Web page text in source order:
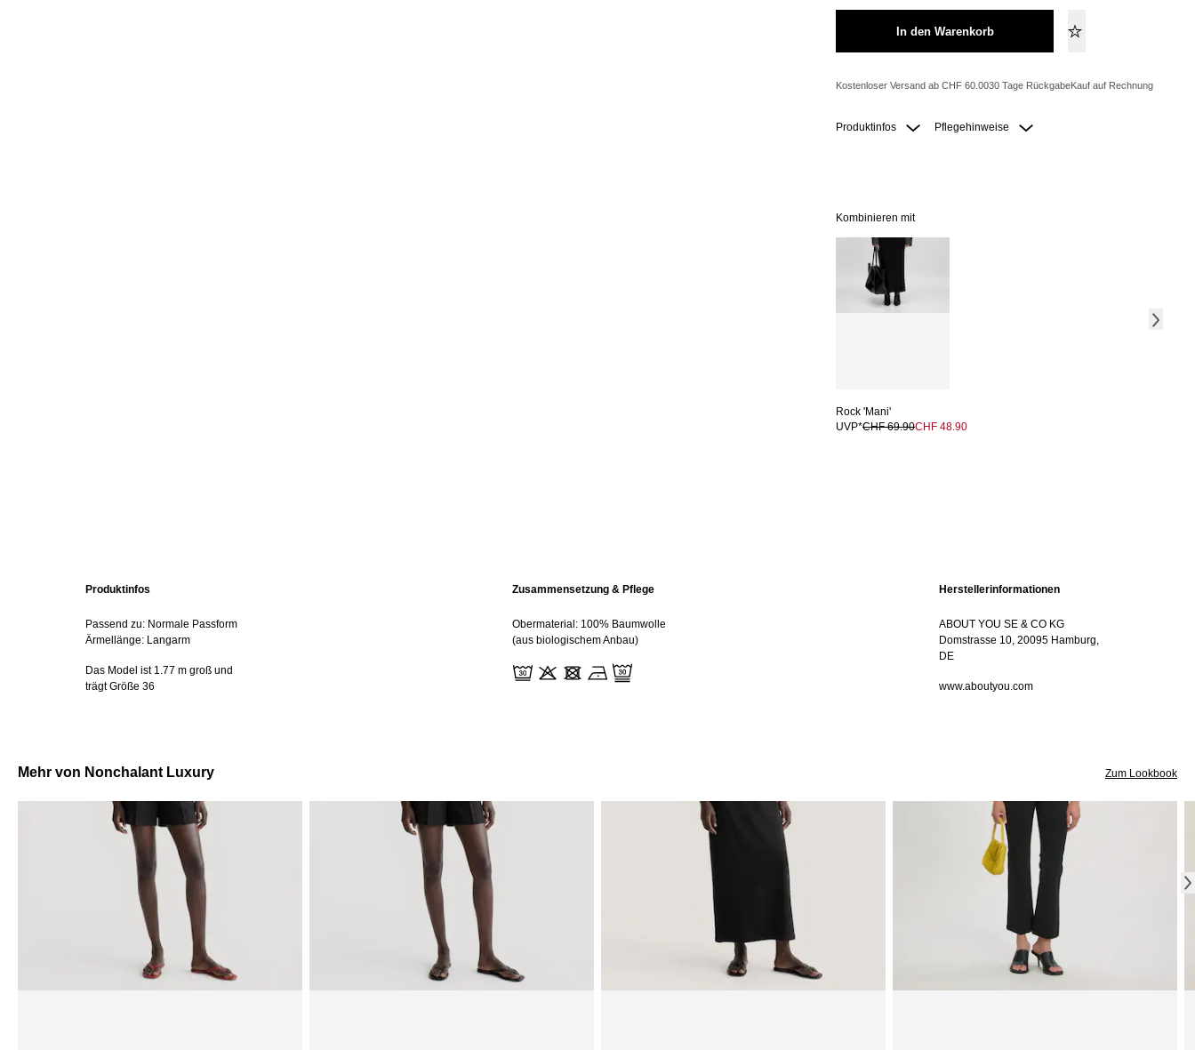
In den Warenkorb
Kostenloser Versand ab CHF 60.0030 Tage RückgabeKauf auf Rechnung
Produktinfos Pflegehinweise
Kombinieren mit
Rock 'Mani'
UVP*CHF 69.90CHF 48.90
Produktinfos
Passend zu: Normale Passform
Ärmellänge: Langarm
Das Model ist 1.77 m groß und
trägt Größe 36
Zusammensetzung & Pflege
Obermaterial: 100% Baumwolle
(aus biologischem Anbau)
Herstellerinformationen
ABOUT YOU SE & CO KG
Domstrasse 10, 20095 Hamburg,
DE
www.aboutyou.com
Mehr von Nonchalant Luxury Zum Lookbook